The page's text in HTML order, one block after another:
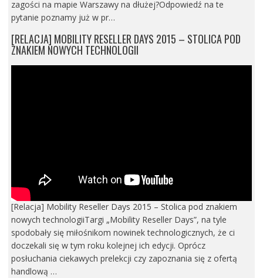
zagości na mapie Warszawy na dłużej?Odpowiedź na te
pytanie poznamy już w pr…
[RELACJA] MOBILITY RESELLER DAYS 2015 – STOLICA POD
ZNAKIEM NOWYCH TECHNOLOGII
[Relacja] Mobility Reseller Days 2015 – Stolica pod znakiem
nowych technologiiTargi „Mobility Reseller Days”, na tyle
spodobały się miłośnikom nowinek technologicznych, że ci
doczekali się w tym roku kolejnej ich edycji. Oprócz
posłuchania ciekawych prelekcji czy zapoznania się z ofertą
handlową …